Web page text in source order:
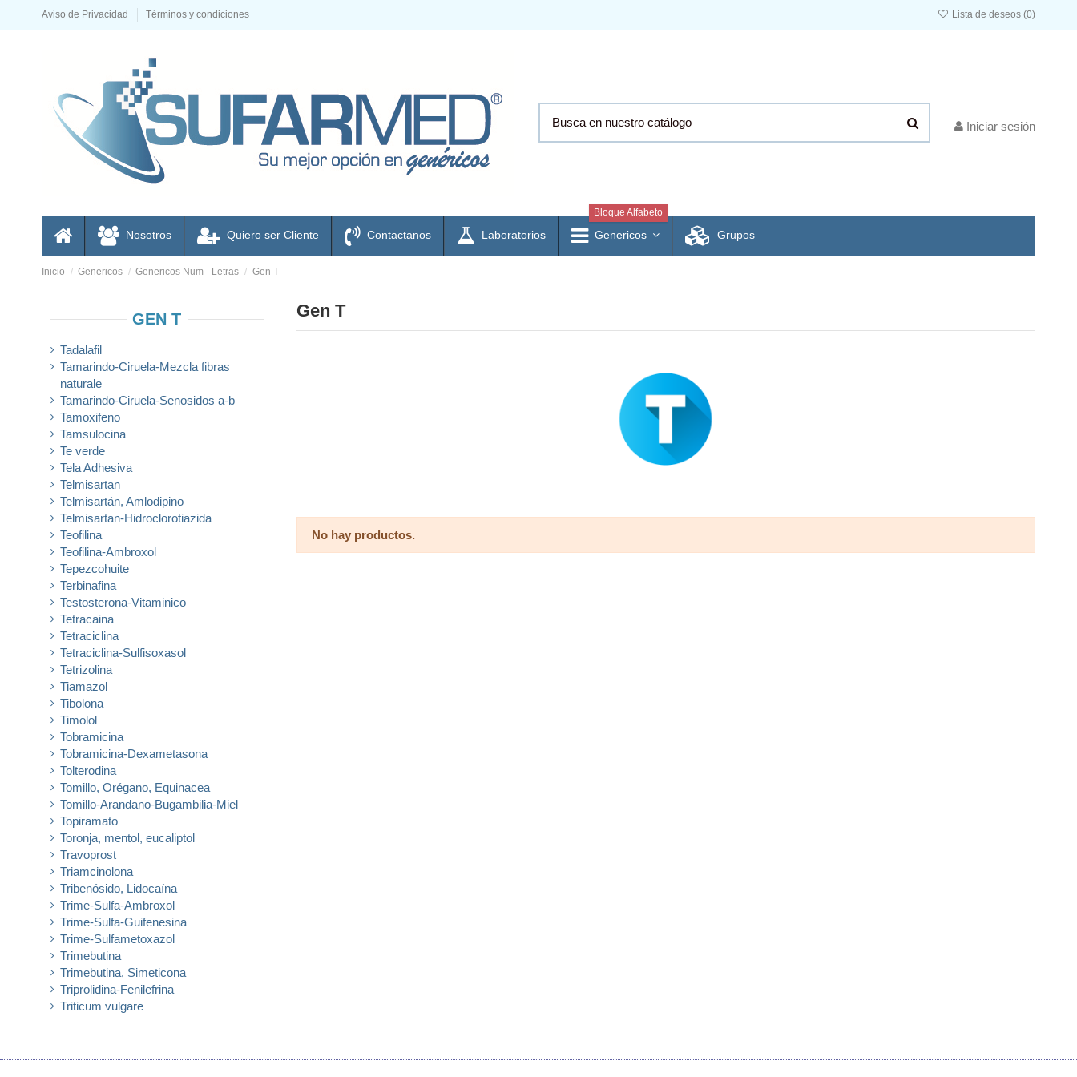
Aviso de Privacidad Términos y condiciones Lista de deseos (0)
Iniciar sesión
Nosotros Quiero ser Cliente Contactanos Laboratorios Genericos
Bloque Alfabeto
Grupos
Inicio Genericos Genericos Num - Letras Gen T
Gen T
No hay productos.
GEN T
Tadalafil
Tamarindo-Ciruela-Mezcla fibras
naturale
Tamarindo-Ciruela-Senosidos a-b
Tamoxifeno
Tamsulocina
Te verde
Tela Adhesiva
Telmisartan
Telmisartán, Amlodipino
Telmisartan-Hidroclorotiazida
Teofilina
Teofilina-Ambroxol
Tepezcohuite
Terbinafina
Testosterona-Vitaminico
Tetracaina
Tetraciclina
Tetraciclina-Sulfisoxasol
Tetrizolina
Tiamazol
Tibolona
Timolol
Tobramicina
Tobramicina-Dexametasona
Tolterodina
Tomillo, Orégano, Equinacea
Tomillo-Arandano-Bugambilia-Miel
Topiramato
Toronja, mentol, eucaliptol
Travoprost
Triamcinolona
Tribenósido, Lidocaína
Trime-Sulfa-Ambroxol
Trime-Sulfa-Guifenesina
Trime-Sulfametoxazol
Trimebutina
Trimebutina, Simeticona
Triprolidina-Fenilefrina
Triticum vulgare